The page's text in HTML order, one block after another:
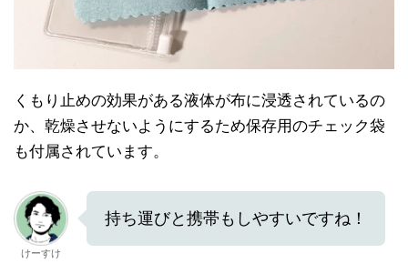
くもり止めの効果がある液体が布に浸透されているの
か、乾燥させないようにするため保存用のチェック袋
も付属されています。
けーすけ
持ち運びと携帯もしやすいですね！